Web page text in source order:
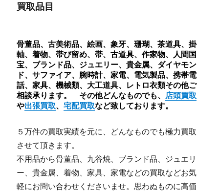
買取品目
骨董品、古美術品、絵画、象牙、珊瑚、茶道具、掛
軸、着物、帯び留め、帯、古道具、作家物、人間国
宝、ブランド品、ジュエリー、貴金属、ダイヤモン
ド、サファイア、腕時計、家電、電気製品、携帯電
話、家具、機械類、大工道具、レトロ衣類その他ご
相談承ります。 その他どんなものでも、 店頭買取
や出張買取、宅配買取など致しております。
５万件の買取実績を元に、どんなものでも極力買取
させて頂きます。
不用品から骨董品、九谷焼、ブランド品、ジュエリ
ー、貴金属、着物、家具、家電などの買取などお気
軽にお問い合わせくださいませ。思わぬものに高価